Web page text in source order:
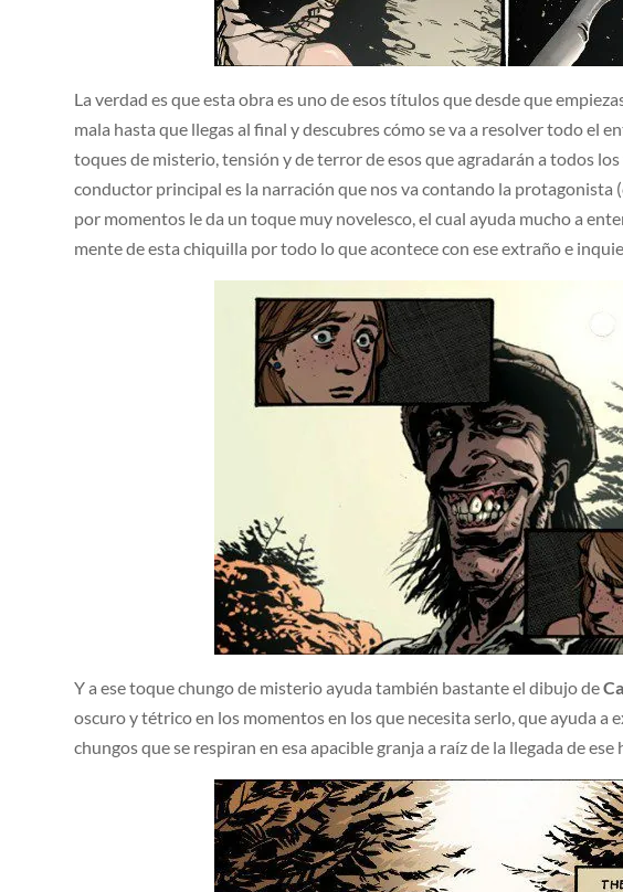
La verdad es que esta obra es uno de esos títulos que desde que
mala hasta que llegas al final y descubres cómo se va a resolver todo el
toques de misterio, tensión y de terror de esos que agradarán a todos
conductor principal es la narración que nos va contando la protagonista
por momentos le da un toque muy novelesco, el cual ayuda mucho a
mente de esta chiquilla por todo lo que acontece con ese extraño e
Y a ese toque chungo de misterio ayuda también bastante el dibujo de
oscuro y tétrico en los momentos en los que necesita serlo, que ayuda a
chungos que se respiran en esa apacible granja a raíz de la llegada de ese